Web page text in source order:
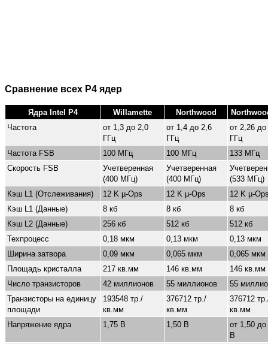
Сравнение всех P4 ядер
Ядра Intel P4 Willamette Northwood
Частота
от 1,3 до 2,0
ГГц
от 1,4 до 2,6
ГГц
от 2,26 до
ГГц
Частота FSB
100 МГц 100 МГц 133 МГц
Скорость FSB
Учетверенная
(400 МГц)
Учетверенная
(400 МГц)
(533 МГц)
Кэш L1 (Отслеживания)
12 K µ-Ops 12 K µ-Ops 12 K µ-Ops
Кэш L1 (Данные)
8 кб 8 кб 8 кб
Кэш L2 (Данные)
256 кб 512 кб 512 кб
Техпроцесс
0,18 мкм 0,13 мкм 0,13 мкм
Ширина затвора
0,09 мкм 0,065 мкм 0,065 мкм
Площадь кристалла
217 кв.мм 146 кв.мм 146 кв.мм
Число транзисторов
42 миллионов 55 миллионов 55
Транзисторы на единицу
площади
193548 тр./
кв.мм
376712 тр./
кв.мм
376712
кв.мм
Напряжение ядра 1,75 В 1,50 В
от 1,50 до
В